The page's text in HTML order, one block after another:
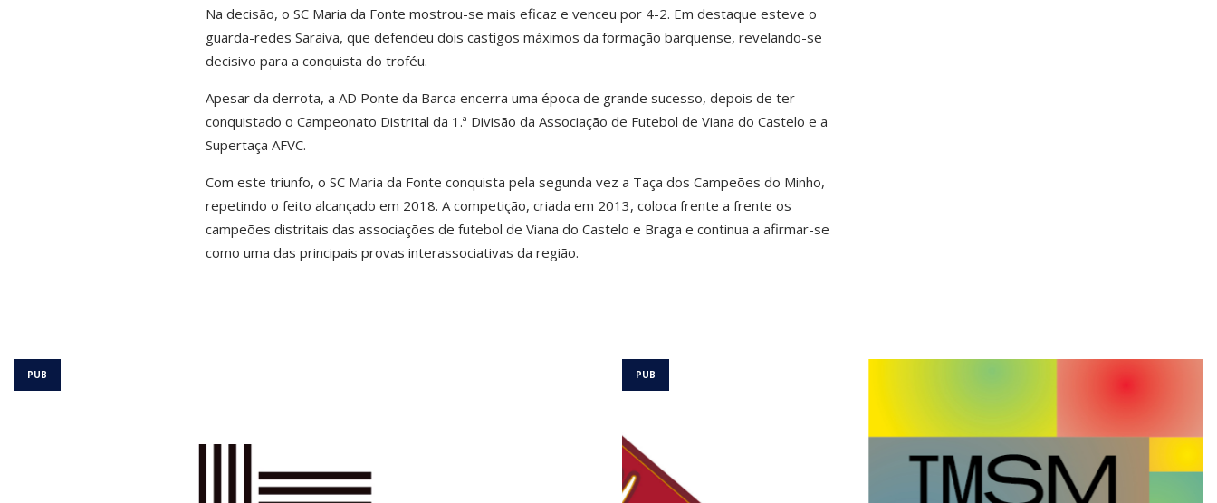
Na decisão, o SC Maria da Fonte mostrou-se mais eficaz e venceu por 4-2. Em destaque esteve o
guarda-redes Saraiva, que defendeu dois castigos máximos da formação barquense, revelando-se
decisivo para a conquista do troféu.
Apesar da derrota, a AD Ponte da Barca encerra uma época de grande sucesso, depois de ter
conquistado o Campeonato Distrital da 1.ª Divisão da Associação de Futebol de Viana do Castelo e a
Supertaça AFVC.
Com este triunfo, o SC Maria da Fonte conquista pela segunda vez a Taça dos Campeões do Minho,
repetindo o feito alcançado em 2018. A competição, criada em 2013, coloca frente a frente os
campeões distritais das associações de futebol de Viana do Castelo e Braga e continua a afirmar-se
como uma das principais provas interassociativas da região.